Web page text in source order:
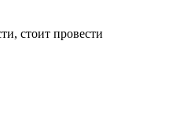
стоит провести